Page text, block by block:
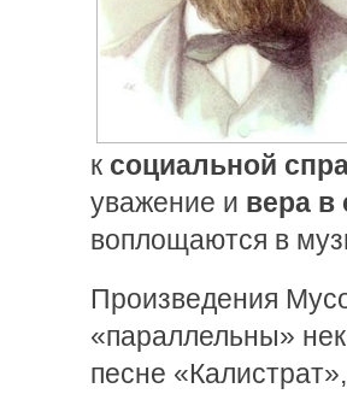
к социальной
уважение и вера в
воплощаются в
Произведения
«параллельны»
песне